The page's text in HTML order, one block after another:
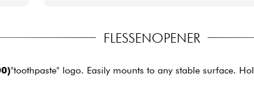
FLESSENOPENER
"toothpaste" logo. Easily mounts to any stable surface.